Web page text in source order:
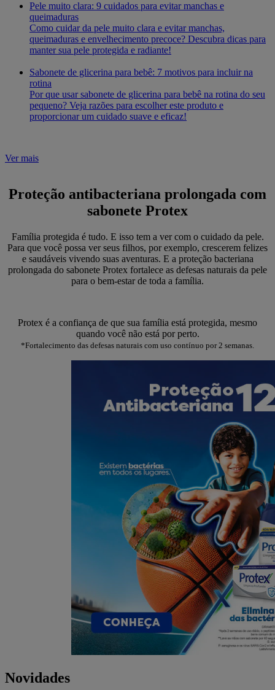
Pele muito clara: 9 cuidados para evitar manchas e
queimaduras
Como cuidar da pele muito clara e evitar manchas,
queimaduras e envelhecimento precoce? Descubra dicas para
manter sua pele protegida e radiante!
Sabonete de glicerina para bebê: 7 motivos para incluir na
rotina
Por que usar sabonete de glicerina para bebê na rotina do seu
pequeno? Veja razões para escolher este produto e
proporcionar um cuidado suave e eficaz!
Ver mais
Proteção antibacteriana prolongada com
sabonete Protex
Família protegida é tudo. E isso tem a ver com o cuidado da pele.
Para que você possa ver seus filhos, por exemplo, crescerem felizes
e saudáveis vivendo suas aventuras. E a proteção bacteriana
prolongada do sabonete Protex fortalece as defesas naturais da pele
para o bem-estar de toda a família.
Protex é a confiança de que sua família está protegida, mesmo
quando você não está por perto.
*Fortalecimento das defesas naturais com uso contínuo por 2 semanas.
Novidades